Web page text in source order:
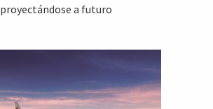
proyectándose a futuro